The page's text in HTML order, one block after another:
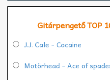
Gitárpengető TOP
J.J. Cale - Cocaine
Motörhead - Ace of